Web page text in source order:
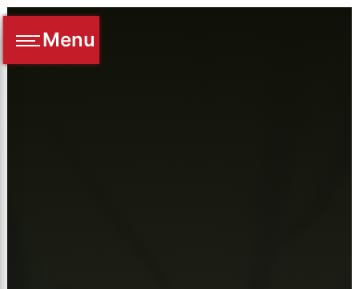
Menu
Panneau de gestion des cookies